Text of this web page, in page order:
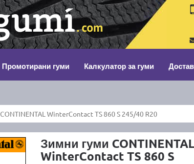
Промотирани гуми Калкулатор за гуми
CONTINENTAL WinterContact TS 860 S 245/40 R20
Зимни гуми CONTINENTAL
WinterContact TS 860 S